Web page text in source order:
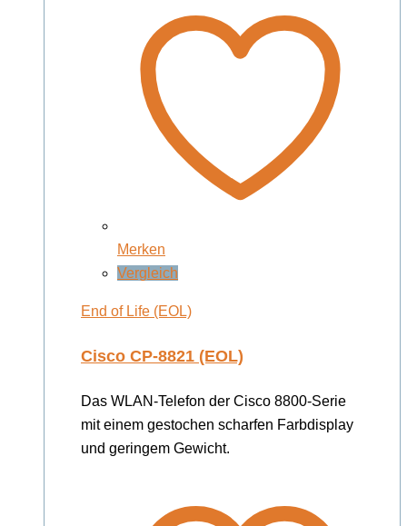
Merken
Vergleich
End of Life (EOL)
Cisco CP-8821 (EOL)
Das WLAN-Telefon der Cisco 8800-Serie
mit einem gestochen scharfen Farbdisplay
und geringem Gewicht.